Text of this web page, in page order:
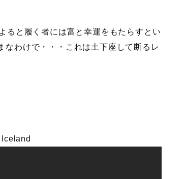
ると履く者には富と幸運をもたらすとい
なわけで・・・これは土下座して断るレ